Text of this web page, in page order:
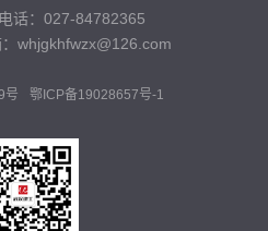
话：027-84782365
whjgkhfwzx@126.com
号 鄂ICP备19028657号-1